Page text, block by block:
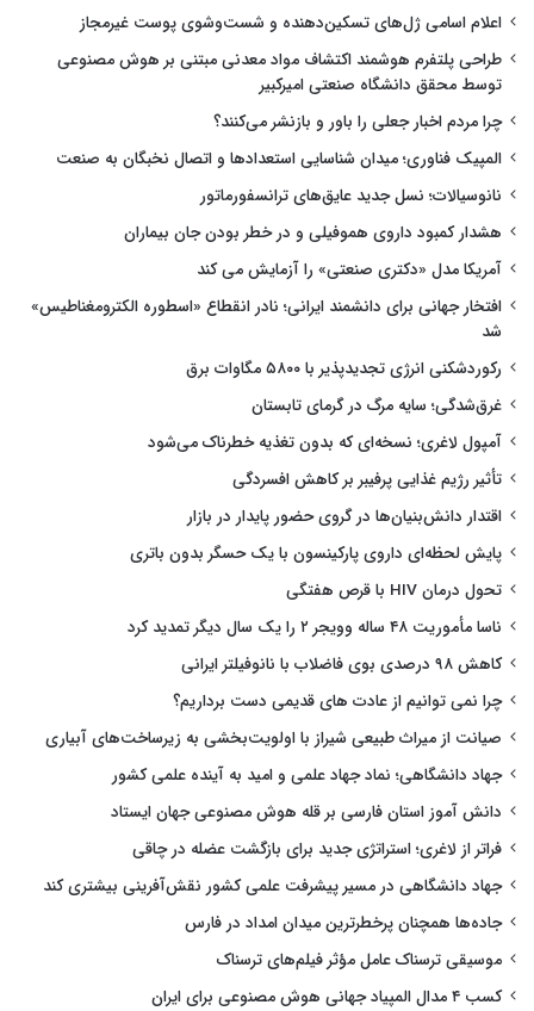
اعلام اسامی ژل‌های تسکین‌دهنده و شست‌وشوی پوست غیرمجاز
طراحی پلتفرم هوشمند اکتشاف مواد معدنی مبتنی بر هوش مصنوعی
توسط محقق دانشگاه صنعتی امیرکبیر
چرا مردم اخبار جعلی را باور و بازنشر می‌کنند؟
المپیک فناوری؛ میدان شناسایی استعدادها و اتصال نخبگان به صنعت
نانوسیالات؛ نسل جدید عایق‌های ترانسفورماتور
هشدار کمبود داروی هموفیلی و در خطر بودن جان بیماران
آمریکا مدل «دکتری صنعتی» را آزمایش می کند
افتخار جهانی برای دانشمند ایرانی؛ نادر انقطاع «اسطوره الکترومغناطیس»
شد
رکوردشکنی انرژی تجدیدپذیر با ۵۸۰۰ مگاوات برق
غرق‌شدگی؛ سایه مرگ در گرمای تابستان
آمپول لاغری؛ نسخه‌ای که بدون تغذیه خطرناک می‌شود
تأثیر رژیم غذایی پرفیبر بر کاهش افسردگی
اقتدار دانش‌بنیان‌ها در گروی حضور پایدار در بازار
پایش لحظه‌ای داروی پارکینسون با یک حسگر بدون باتری
تحول درمان HIV با قرص هفتگی
ناسا مأموریت ۴۸ ساله وویجر ۲ را یک سال دیگر تمدید کرد
کاهش ۹۸ درصدی بوی فاضلاب با نانوفیلتر ایرانی
چرا نمی توانیم از عادت های قدیمی دست برداریم؟
صیانت از میراث طبیعی شیراز با اولویت‌بخشی به زیرساخت‌های آبیاری
جهاد دانشگاهی؛ نماد جهاد علمی و امید به آینده علمی کشور
دانش آموز استان فارسی بر قله هوش مصنوعی جهان ایستاد
فراتر از لاغری؛ استراتژی جدید برای بازگشت عضله در چاقی
جهاد دانشگاهی در مسیر پیشرفت علمی کشور نقش‌آفرینی بیشتری کند
جاده‌ها همچنان پرخطرترین میدان امداد در فارس
موسیقی ترسناک عامل مؤثر فیلم‌های ترسناک
کسب ۴ مدال المپیاد جهانی هوش مصنوعی برای ایران